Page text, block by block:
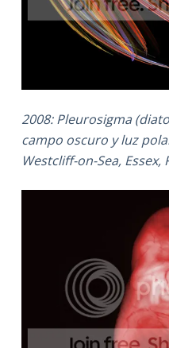
2008: Pleurosigma
campo oscuro y luz
Westcliff-on-Sea, Essex,